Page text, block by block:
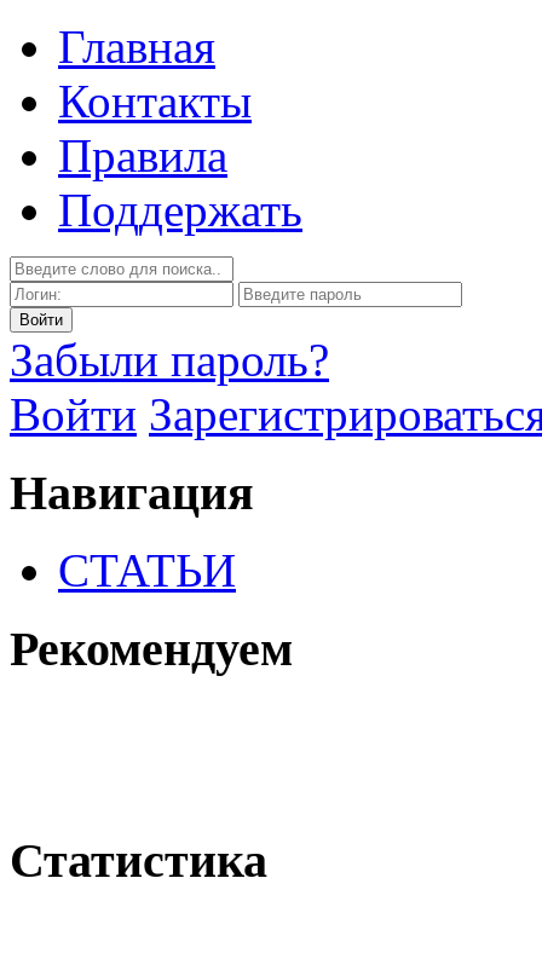
Главная
Контакты
Правила
Поддержать
Забыли пароль?
Войти
Навигация
СТАТЬИ
Рекомендуем
Статистика